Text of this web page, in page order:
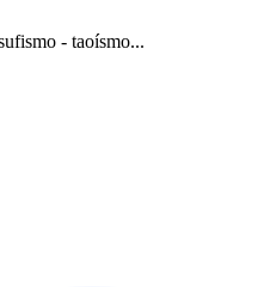
- taoísmo...